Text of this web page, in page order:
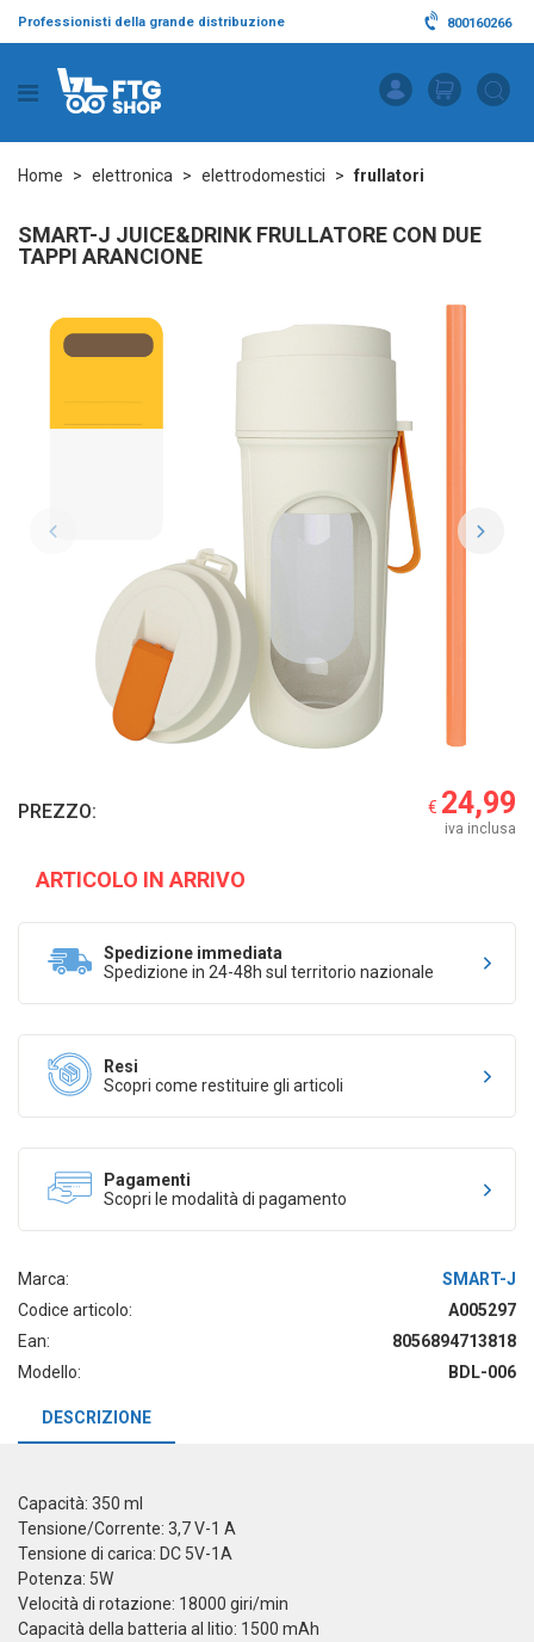
Professionisti della grande distribuzione 800160266
Home elettronica elettrodomestici frullatori
SMART-J JUICE&DRINK FRULLATORE CON DUE
TAPPI ARANCIONE
PREZZO: € 24,99
iva inclusa
ARTICOLO IN ARRIVO
Spedizione immediata
Spedizione in 24-48h sul territorio nazionale
Resi
Scopri come restituire gli articoli
Pagamenti
Scopri le modalità di pagamento
Marca:
SMART-J
Codice articolo:
A005297
Ean:
8056894713818
Modello:
BDL-006
DESCRIZIONE
Capacità: 350 ml
Tensione/Corrente: 3,7 V-1 A
Tensione di carica: DC 5V-1A
Potenza: 5W
Velocità di rotazione: 18000 giri/min
Capacità della batteria al litio: 1500 mAh